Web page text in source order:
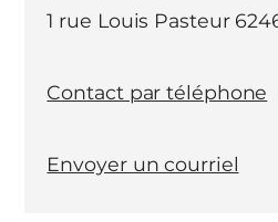
1 rue Louis Pasteur
Contact par téléphone
Envoyer un courriel